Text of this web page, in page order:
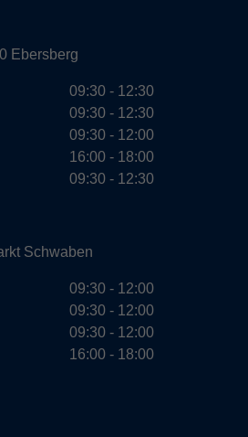
Ebersberg
09:30 - 12:30
09:30 - 12:30
09:30 - 12:00
16:00 - 18:00
09:30 - 12:30
Schwaben
09:30 - 12:00
09:30 - 12:00
09:30 - 12:00
16:00 - 18:00